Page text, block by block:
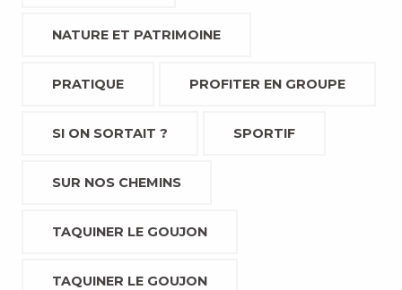
NATURE ET PATRIMOINE
PRATIQUE PROFITER EN GROUPE
SI ON SORTAIT ? SPORTIF
SUR NOS CHEMINS
TAQUINER LE GOUJON
TAQUINER LE GOUJON